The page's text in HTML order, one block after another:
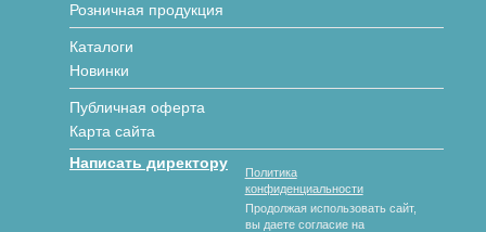
Розничная продукция
Каталоги
Новинки
Публичная оферта
Карта сайта
Написать директору
Политика
конфиденциальности
Продолжая использовать сайт,
вы даете согласие на